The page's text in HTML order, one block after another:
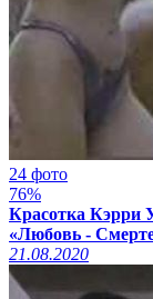
24 фото
76%
Красотка Кэрри
«Любовь -
21.08.2020